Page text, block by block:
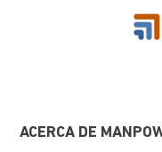
ACERCA DE